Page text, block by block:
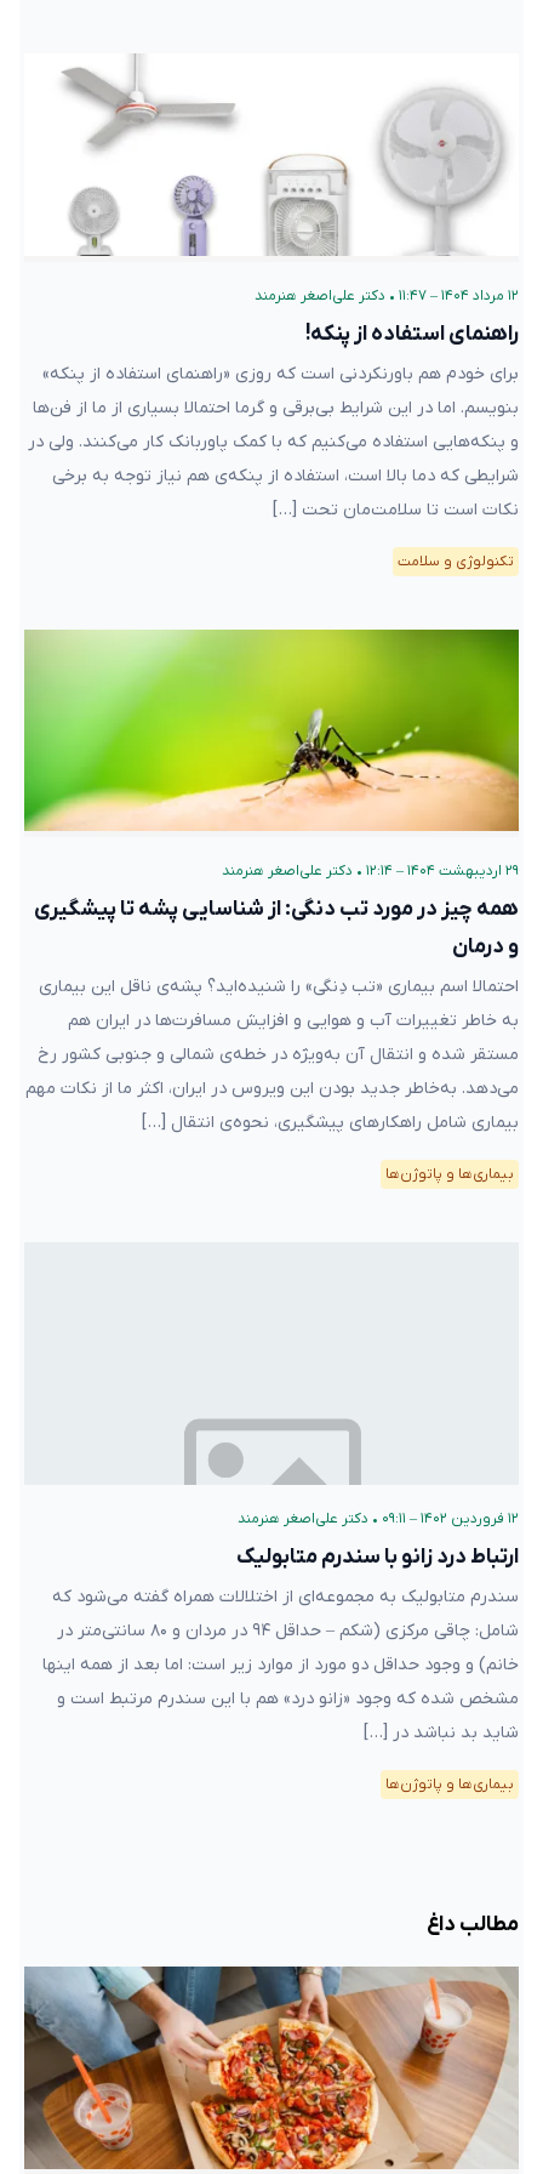
۱۲ مرداد ۱۴۰۴ – ۱۱:۴۷ • دکتر علی‌اصغر هنرمند
راهنمای استفاده از پنکه!
برای خودم هم باورنکردنی است که روزی «راهنمای استفاده از پنکه»
بنویسم. اما در این شرایط بی‌برقی و گرما احتمالا بسیاری از ما از فن‌ها
و پنکه‌هایی استفاده می‌کنیم که با کمک پاوربانک کار می‌کنند. ولی در
شرایطی که دما بالا است، استفاده از پنکه‌ی هم نیاز توجه به برخی
نکات است تا سلامت‌مان تحت […]
تکنولوژی و سلامت
۲۹ اردیبهشت ۱۴۰۴ – ۱۲:۱۴ • دکتر علی‌اصغر هنرمند
همه چیز در مورد تب دنگی: از شناسایی پشه تا پیشگیری
و درمان
احتمالا اسم بیماری «تب دِنگی» را شنیده‌اید؟ پشه‌ی ناقل این بیماری
به خاطر تغییرات آب و هوایی و افزایش مسافرت‌ها در ایران هم
مستقر شده و انتقال آن به‌ویژه در خطه‌ی شمالی و جنوبی کشور رخ
می‌دهد. به‌خاطر جدید بودن این ویروس در ایران، اکثر ما از نکات مهم
بیماری شامل راهکارهای پیشگیری، نحوه‌ی انتقال […]
بیماری‌ها و پاتوژن‌ها
۱۲ فروردین ۱۴۰۲ – ۰۹:۱۱ • دکتر علی‌اصغر هنرمند
ارتباط درد زانو با سندرم متابولیک
سندرم متابولیک به مجموعه‌ای از اختلالات همراه گفته می‌شود که
شامل: چاقی مرکزی (شکم – حداقل ۹۴ در مردان و ۸۰ سانتی‌متر در
خانم) و وجود حداقل دو مورد از موارد زیر است: اما بعد از همه اینها
مشخص شده که وجود «زانو درد» هم با این سندرم مرتبط است و
شاید بد نباشد در […]
بیماری‌ها و پاتوژن‌ها
مطالب داغ